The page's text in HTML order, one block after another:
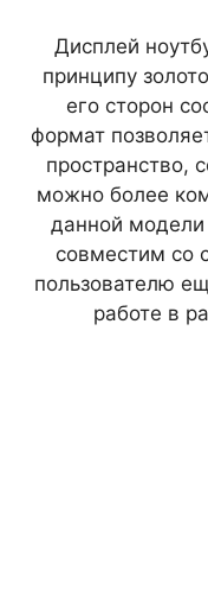
Дисплей
принципу
его сторон
формат
пространство,
можно более
данной
совместим со
пользователю
работе в